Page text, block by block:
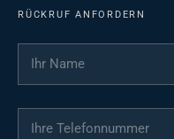
RÜCKRUF ANFORDERN
Ihr Name
Ihre Telefonnummer